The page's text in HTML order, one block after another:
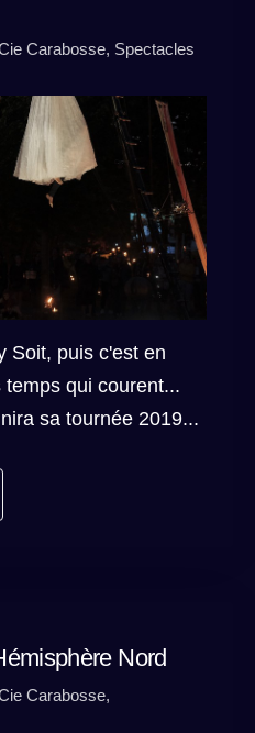
Carabosse, Spectacles
Soit, puis c'est en
qui courent...
sa tournée 2019...
Nord
Carabosse,